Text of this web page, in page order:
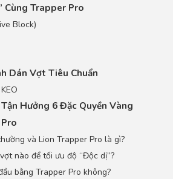
Cùng Trapper Pro
Block)
Dán Vợt Tiêu Chuẩn
Hưởng 6 Đặc Quyền Vàng
và Lion Trapper Pro là gì?
nào để tối ưu độ “Độc dị”?
bằng Trapper Pro không?